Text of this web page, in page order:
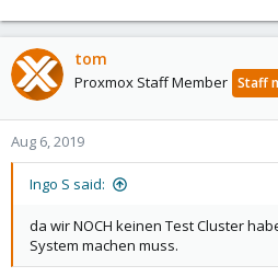
tom
Proxmox Staff Member Staff
Aug 6, 2019
Ingo S said:
da wir NOCH keinen Test Cluster
System machen muss.